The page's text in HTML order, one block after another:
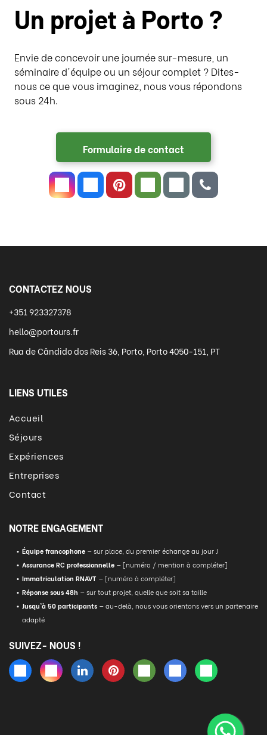
Un projet à Porto ?
Envie de concevoir une journée sur-mesure, un
séminaire d'équipe ou un séjour complet ? Dites-
nous ce que vous imaginez, nous vous répondons
sous 24h.
Formulaire de contact
CONTACTEZ NOUS
+351 923327378
hello@portours.fr
Rua de Cândido dos Reis 36, Porto, Porto 4050-151, PT
LIENS UTILES
Accueil
Séjours
Expériences
Entreprises
Contact
NOTRE ENGAGEMENT
Équipe francophone — sur place, du premier échange au jour J
Assurance RC professionnelle — [numéro / mention à compléter]
Immatriculation RNAVT — [numéro à compléter]
Réponse sous 48h — sur tout projet, quelle que soit sa taille
Jusqu'à 50 participants — au-delà, nous vous orientons vers un partenaire
adapté
SUIVEZ- NOUS !